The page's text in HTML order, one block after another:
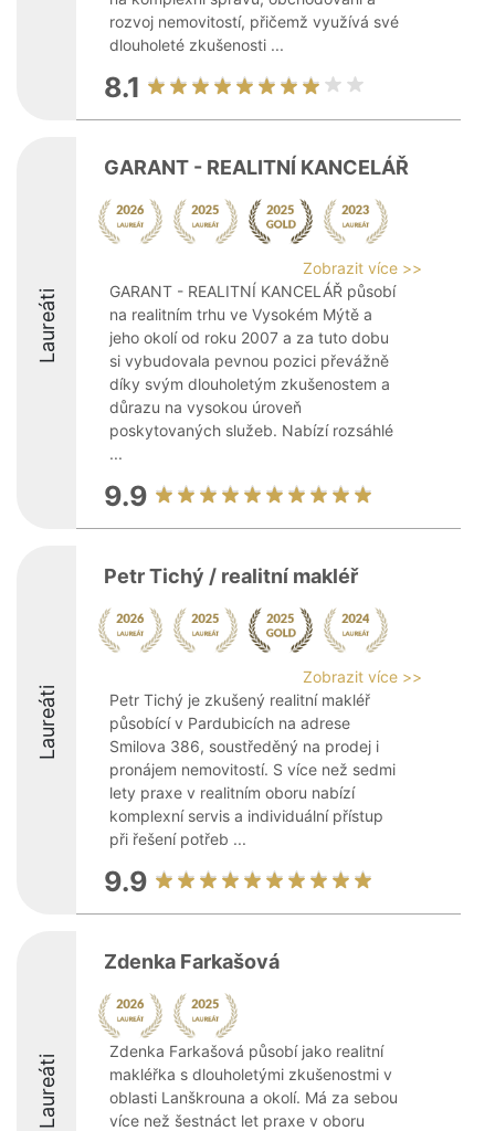
rozvoj nemovitostí, přičemž využívá své
dlouholeté zkušenosti ...
8.1
Laureáti
GARANT - REALITNÍ KANCELÁŘ
Zobrazit více >>
GARANT - REALITNÍ KANCELÁŘ působí
na realitním trhu ve Vysokém Mýtě a
jeho okolí od roku 2007 a za tuto dobu
si vybudovala pevnou pozici převážně
díky svým dlouholetým zkušenostem a
důrazu na vysokou úroveň
poskytovaných služeb. Nabízí rozsáhlé
...
9.9
Laureáti
Petr Tichý / realitní makléř
Zobrazit více >>
Petr Tichý je zkušený realitní makléř
působící v Pardubicích na adrese
Smilova 386, soustředěný na prodej i
pronájem nemovitostí. S více než sedmi
lety praxe v realitním oboru nabízí
komplexní servis a individuální přístup
při řešení potřeb ...
9.9
Laureáti
Zdenka Farkašová
Zdenka Farkašová působí jako realitní
makléřka s dlouholetými zkušenostmi v
oblasti Lanškrouna a okolí. Má za sebou
více než šestnáct let praxe v oboru